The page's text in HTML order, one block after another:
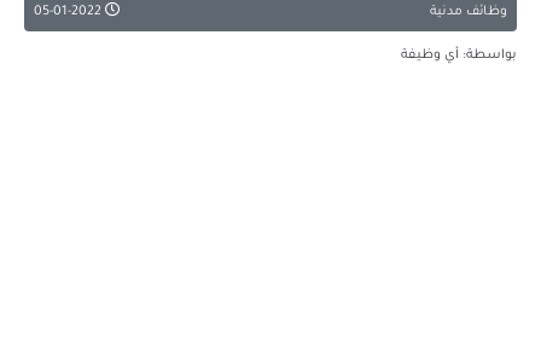
وظائف مدنية
بواسطة: أي وظيفة